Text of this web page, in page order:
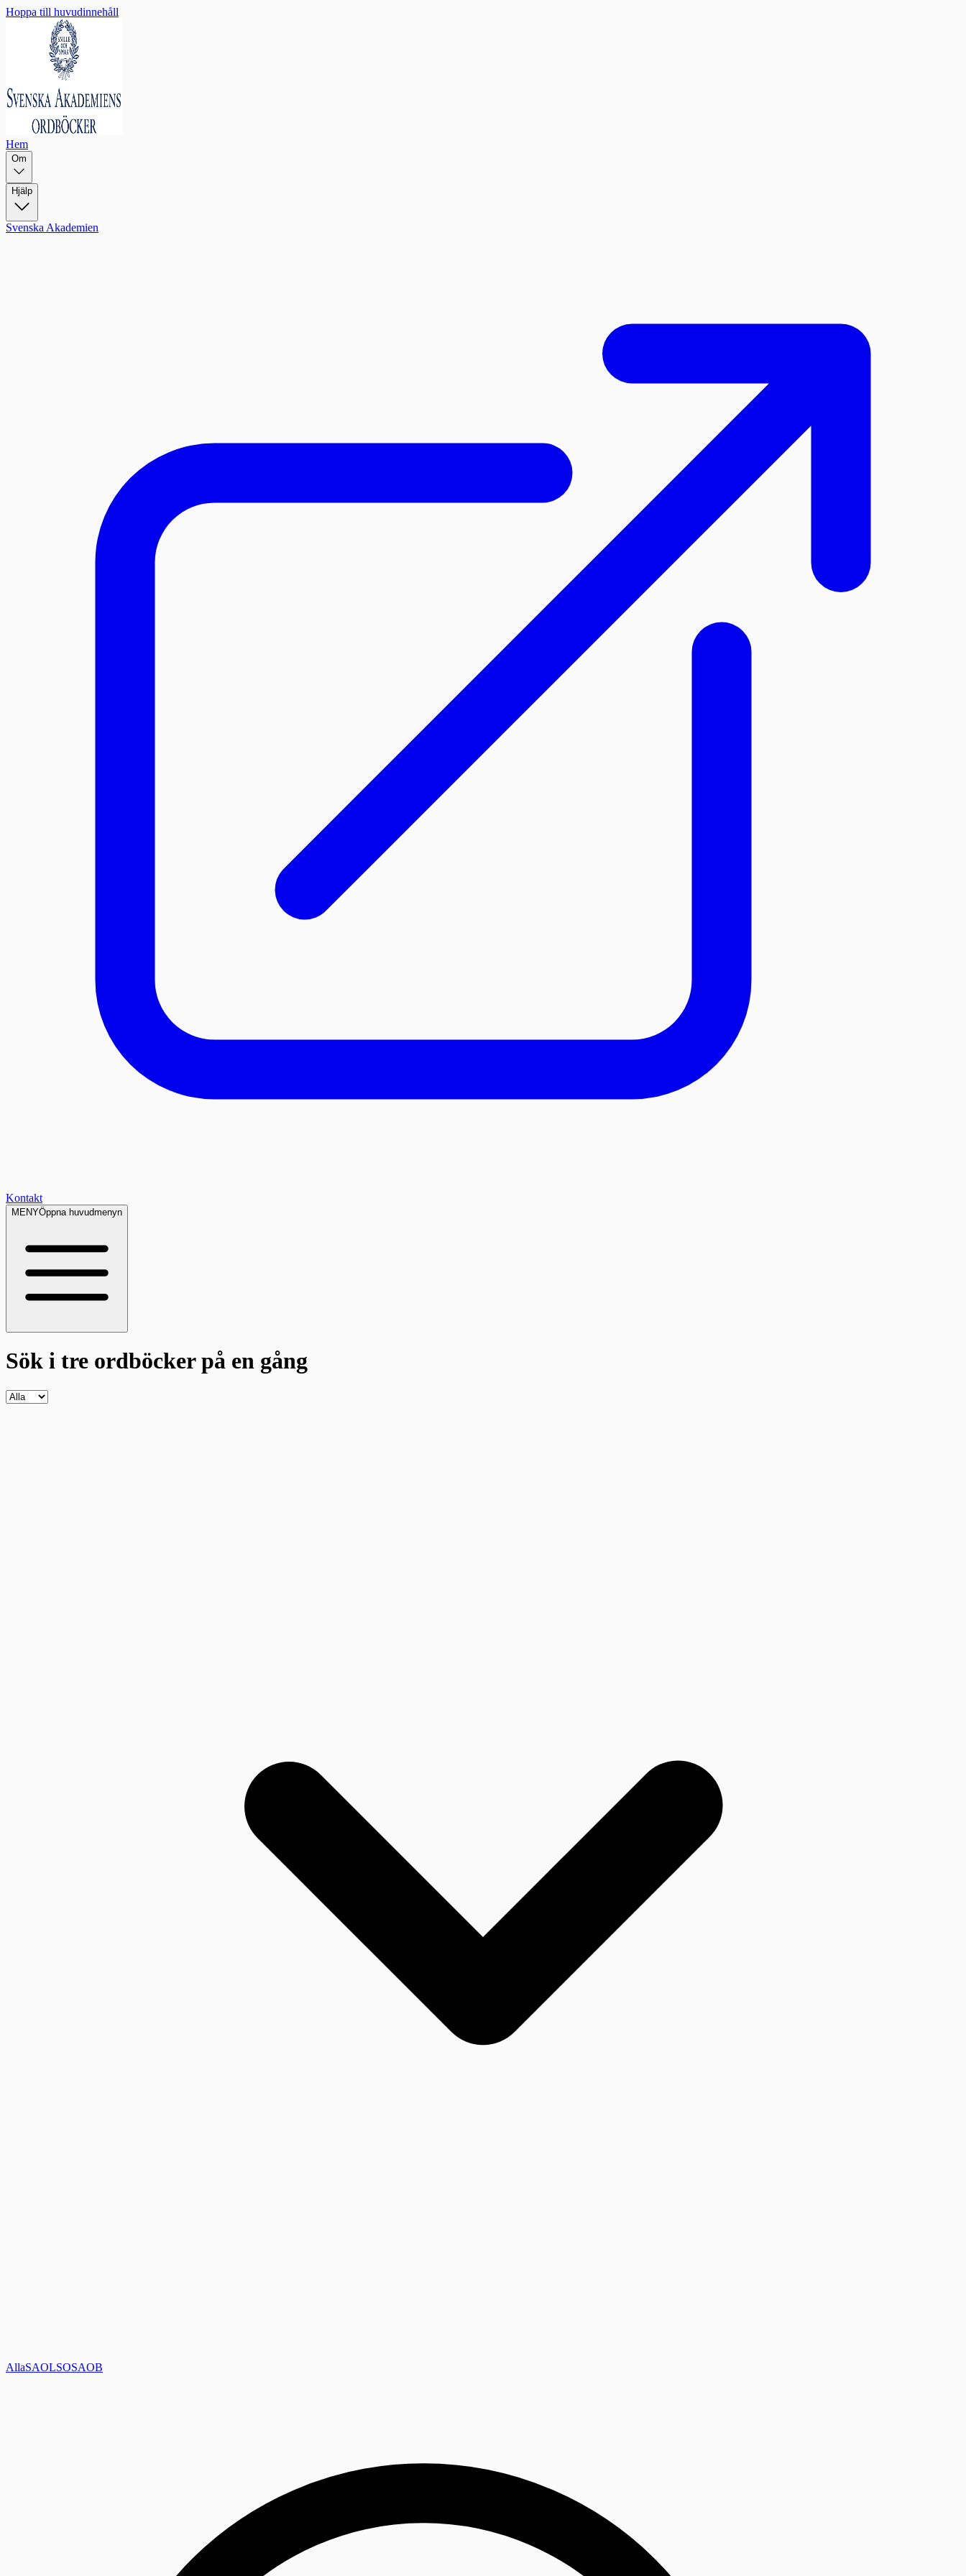
Hoppa till huvudinnehåll
Hem
Om
Hjälp
Svenska Akademien
Kontakt
MENYÖppna huvudmenyn
Sök i tre ordböckerpå en gång
AllaSAOLSOSAOB